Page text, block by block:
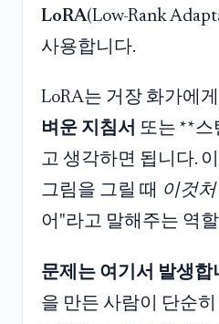
LoRA(Low-Rank
사용합니다.
LoRA는 거장 화가에
벼운 지침서 또는 **
고 생각하면 됩니다.
그림을 그릴 때 이것
어"라고 말해주는 역
문제는 여기서 발생합
을 만든 사람이 단순